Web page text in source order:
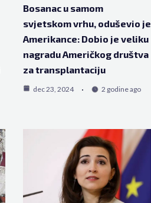
Bosanac u samom
svjetskom vrhu, oduševio je
Amerikance: Dobio je veliku
nagradu Američkog društva
za transplantaciju
dec 23, 2024 2 godine ago